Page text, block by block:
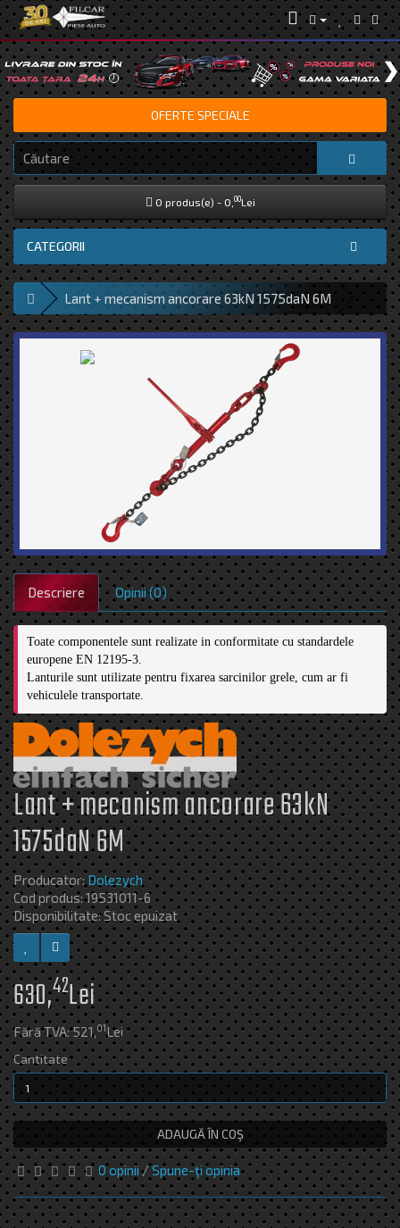
OFERTE SPECIALE
0 produs(e) - 0, 00Lei
CATEGORII
Lant + mecanism ancorare 63kN 1575daN 6M
Descriere Opinii (0)
Toate componentele sunt realizate in conformitate cu standardele
europene EN 12195-3.
Lanturile sunt utilizate pentru fixarea sarcinilor grele, cum ar fi
vehiculele transportate.
Lant + mecanism ancorare 63kN
1575daN 6M
Producator: Dolezych
Cod produs: 19531011-6
Disponibilitate: Stoc epuizat
630,42Lei
Fără TVA: 521,01Lei
Cantitate
ADAUGĂ ÎN COŞ
0 opinii/Spune-ţi opinia